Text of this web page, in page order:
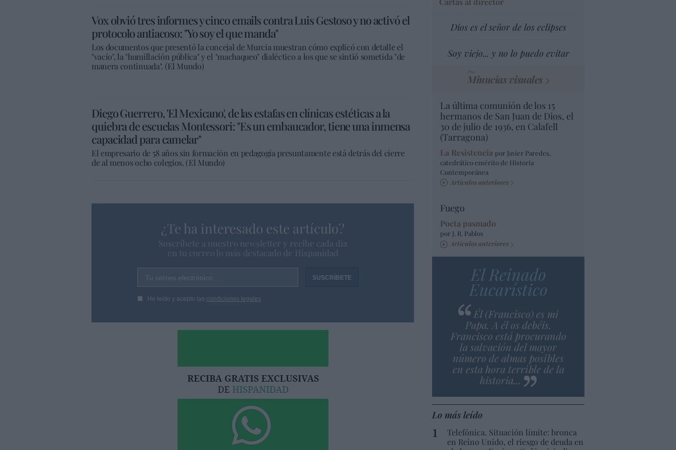
Vox obvió tres informes y cinco emails contra Luis Gestoso y no activó el
protocolo antiacoso: "Yo soy el que manda"
Los documentos que presentó la concejal de Murcia muestran cómo explicó con detalle el
"vacío", la "humillación pública" y el "machaqueo" dialéctico a los que se sintió sometida "de
manera continuada". (El Mundo)
Diego Guerrero, 'El Mexicano', de las estafas en clínicas estéticas a la
quiebra de escuelas Montessori: "Es un embaucador, tiene una inmensa
capacidad para camelar"
El empresario de 58 años sin formación en pedagogía presuntamente está detrás del cierre
de al menos ocho colegios. (El Mundo)
¿Te ha interesado este artículo?
Suscríbete a nuestro newsletter y recibe cada dia
en tu correo lo más destacado de Hispanidad
Tu correo electrónico...
He leído y acepto las condiciones legales
Dios es el señor de los eclipses
Soy viejo... y no lo puedo evitar
Minucias visuales
La última comunión de los 15
hermanos de San Juan de Dios, el
30 de julio de 1936, en Calafell
(Tarragona)
La Resistencia por Javier Paredes,
catedrático emérito de Historia
Contemporánea
Artículos anteriores
Fuego
Poeta pasmado
por J. R. Pablos
Artículos anteriores
El Reinado
Eucarístico
Él (Francisco) es mi
Papa. A él os debéis.
Francisco está procurando
la salvación del mayor
número de almas posibles
en esta hora terrible de la
historia...
Lo más leído
Telefónica. Situación límite: bronca
en Reino Unido, el riesgo de deuda en